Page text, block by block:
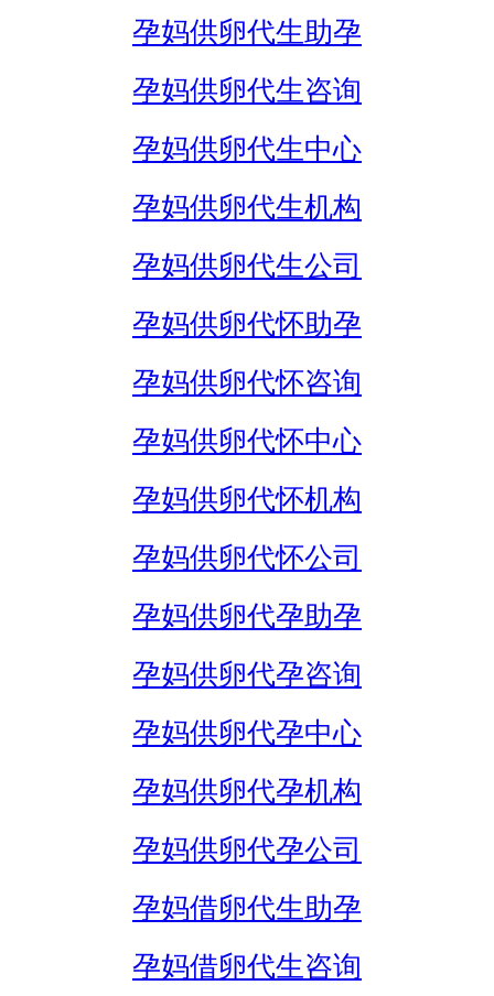
孕妈供卵代生助孕
孕妈供卵代生咨询
孕妈供卵代生中心
孕妈供卵代生机构
孕妈供卵代生公司
孕妈供卵代怀助孕
孕妈供卵代怀咨询
孕妈供卵代怀中心
孕妈供卵代怀机构
孕妈供卵代怀公司
孕妈供卵代孕助孕
孕妈供卵代孕咨询
孕妈供卵代孕中心
孕妈供卵代孕机构
孕妈供卵代孕公司
孕妈借卵代生助孕
孕妈借卵代生咨询